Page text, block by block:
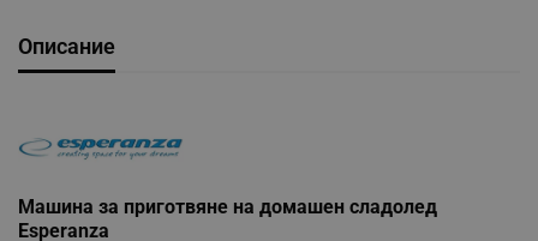
Описание
Машина за приготвяне на домашен сладолед
Esperanza